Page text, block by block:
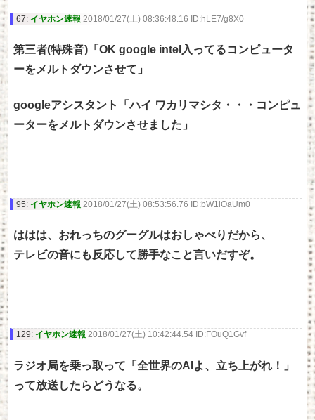
67: イヤホン速報 2018/01/27(土) 08:36:48.16 ID:hLE7/g8X0
第三者(特殊音)「OK google intel入ってるコンピュータ
ーをメルトダウンさせて」
googleアシスタント「ハイ ワカリマシタ・・・コンピュ
ーターをメルトダウンさせました」
95: イヤホン速報 2018/01/27(土) 08:53:56.76 ID:bW1iOaUm0
ははは、おれっちのグーグルはおしゃべりだから、
テレビの音にも反応して勝手なこと言いだすぞ。
129: イヤホン速報 2018/01/27(土) 10:42:44.54 ID:FOuQ1Gvf
ラジオ局を乗っ取って「全世界のAIよ、立ち上がれ！」
って放送したらどうなる。